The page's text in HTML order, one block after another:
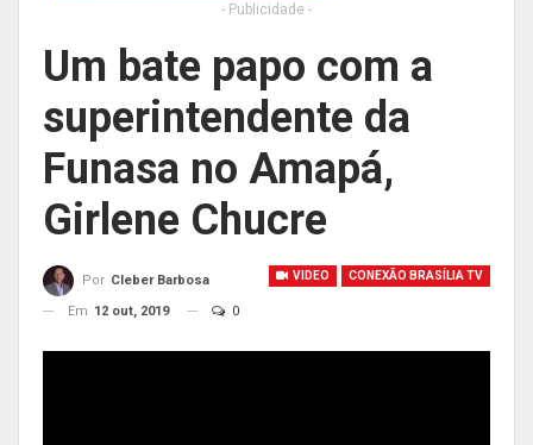
- Publicidade -
Um bate papo com a
superintendente da
Funasa no Amapá,
Girlene Chucre
VIDEO CONEXÃO BRASÍLIA TV
Por Cleber Barbosa
Em 12 out, 2019 0